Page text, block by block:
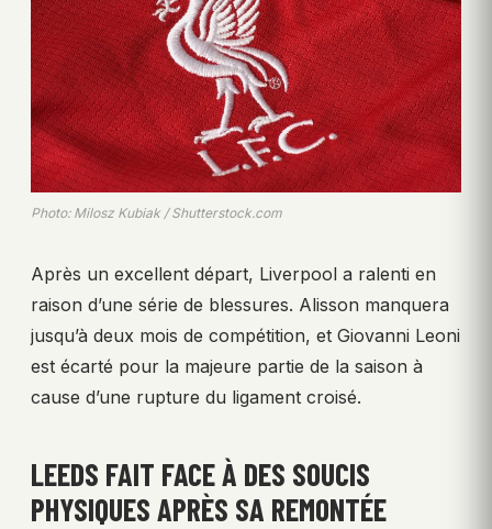
Photo: Milosz Kubiak / Shutterstock.com
Après un excellent départ, Liverpool a ralenti en
raison d’une série de blessures. Alisson manquera
jusqu’à deux mois de compétition, et Giovanni Leoni
est écarté pour la majeure partie de la saison à
cause d’une rupture du ligament croisé.
LEEDS FAIT FACE À DES SOUCIS
PHYSIQUES APRÈS SA REMONTÉE